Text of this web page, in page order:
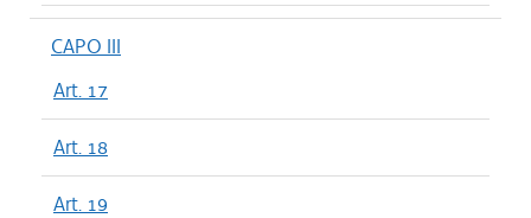
CAPO III
Art. 17
Art. 18
Art. 19